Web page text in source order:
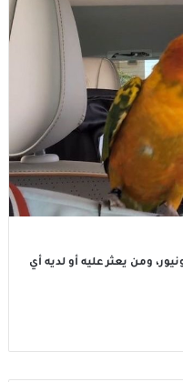
ومن يعثر عليه أو لديه أي